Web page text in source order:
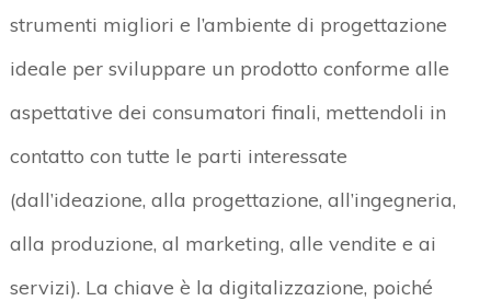
strumenti migliori e l’ambiente di progettazione
ideale per sviluppare un prodotto conforme alle
aspettative dei consumatori finali, mettendoli in
contatto con tutte le parti interessate
(dall’ideazione, alla progettazione, all’ingegneria,
alla produzione, al marketing, alle vendite e ai
servizi). La chiave è la digitalizzazione, poiché